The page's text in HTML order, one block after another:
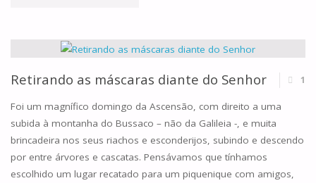
DO
COMUM,
ANO
A"
Retirando as máscaras diante do Senhor 1
Foi um magnífico domingo da Ascensão, com direito a uma
subida à montanha do Bussaco – não da Galileia -, e muita
brincadeira nos seus riachos e esconderijos, subindo e descendo
por entre árvores e cascatas. Pensávamos que tínhamos
escolhido um lugar recatado para um piquenique com amigos,